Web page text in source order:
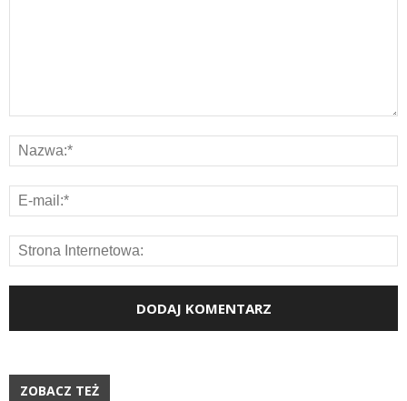
ZOBACZ TEŻ